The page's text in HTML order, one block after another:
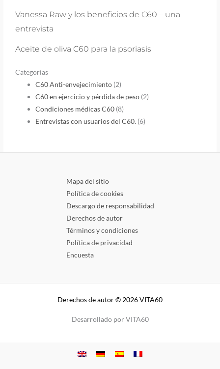
Vanessa Raw y los beneficios de C60 – una
entrevista
Aceite de oliva C60 para la psoriasis
Categorías
C60 Anti-envejecimiento (2)
C60 en ejercicio y pérdida de peso (2)
Condiciones médicas C60 (8)
Entrevistas con usuarios del C60. (6)
Mapa del sitio
Política de cookies
Descargo de responsabilidad
Derechos de autor
Términos y condiciones
Política de privacidad
Encuesta
Derechos de autor © 2026 VITA60
Desarrollado por VITA60